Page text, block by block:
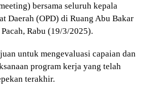
bersama seluruh kepala
Daerah (OPD) di Ruang Abu Bakar
Rabu (19/3/2025).
untuk mengevaluasi capaian dan
program kerja yang telah
terakhir.